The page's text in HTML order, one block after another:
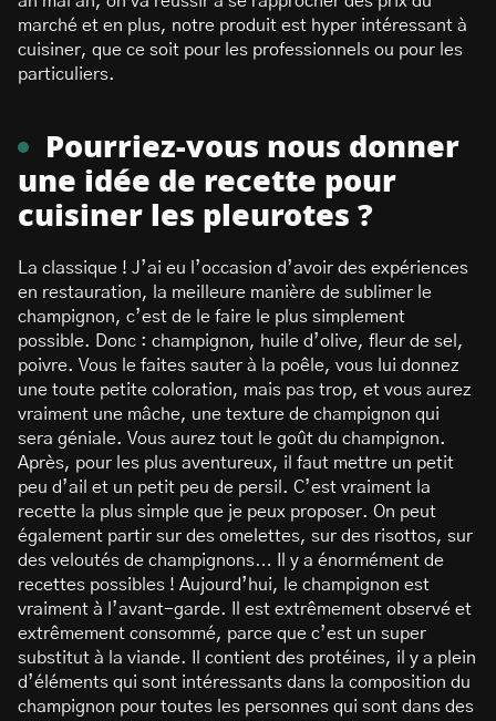
marché et en plus, notre produit est hyper intéressant à
cuisiner, que ce soit pour les professionnels ou pour les
particuliers.
Pourriez-vous nous donner
une idée de recette pour
cuisiner les pleurotes ?
La classique ! J’ai eu l’occasion d’avoir des expériences
en restauration, la meilleure manière de sublimer le
champignon, c’est de le faire le plus simplement
possible. Donc : champignon, huile d’olive, fleur de sel,
poivre. Vous le faites sauter à la poêle, vous lui donnez
une toute petite coloration, mais pas trop, et vous aurez
vraiment une mâche, une texture de champignon qui
sera géniale. Vous aurez tout le goût du champignon.
Après, pour les plus aventureux, il faut mettre un petit
peu d’ail et un petit peu de persil. C’est vraiment la
recette la plus simple que je peux proposer. On peut
également partir sur des omelettes, sur des risottos, sur
des veloutés de champignons… Il y a énormément de
recettes possibles ! Aujourd’hui, le champignon est
vraiment à l’avant-garde. Il est extrêmement observé et
extrêmement consommé, parce que c’est un super
substitut à la viande. Il contient des protéines, il y a plein
d’éléments qui sont intéressants dans la composition du
champignon pour toutes les personnes qui sont dans des